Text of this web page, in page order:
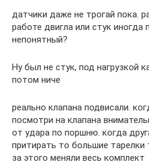
датчики даже не трогай пока.
работе двигла или стук иногда
непонятный?
Ну был не стук, под нагрузкой
потом ниче
реально клапана подвисали.
посмотри на клапана
от удара по поршню. когда
притирать то большие тарелки
за этого меняли весь комплект